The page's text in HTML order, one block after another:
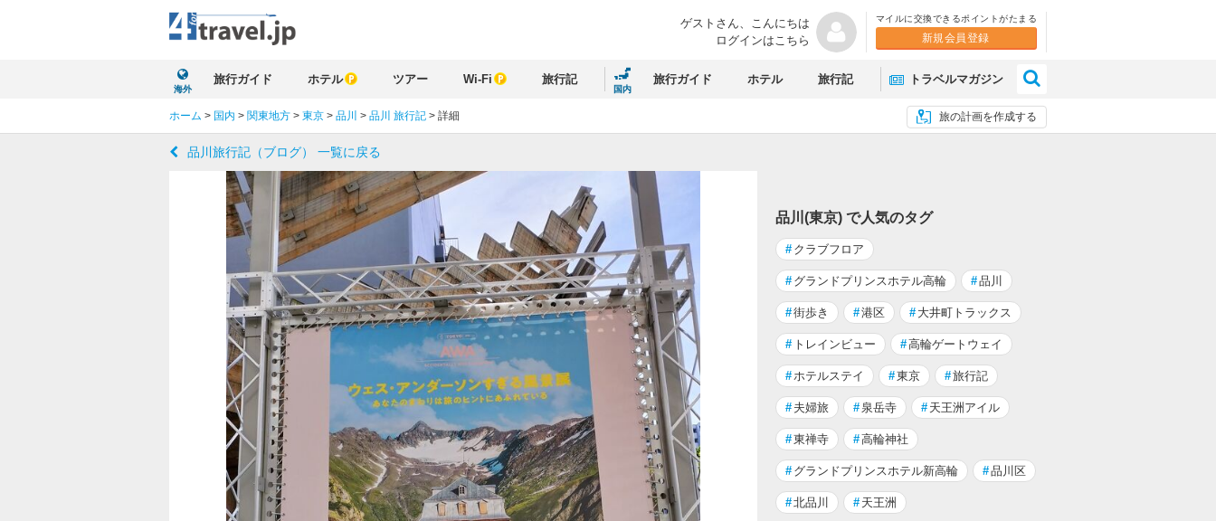
ゲストさん、 こんにちは
ログインはこちら
マイルに交換できるポイントがたまる
新規会員登録
海外
旅行ガイド ホテル ツアー Wi-Fi 旅行記
国内
旅行ガイド ホテル 旅行記 トラベルマガジン
旅の計画を作成する
ホーム > 国内 > 関東地方 > 東京 > 品川 > 品川 旅行記 > 詳細
品川旅行記（ブログ） 一覧に戻る
品川(東京) で人気のタグ
# クラブフロア
# グランドプリンスホテル高輪 #品川
#街歩き #港区 # 大井町トラックス
# トレインビュー #高輪ゲートウェイ
#ホテルステイ #東京 #旅行記
# 夫婦旅 # 泉岳寺 # 天王洲アイル
#東禅寺 #高輪神社
# グランドプリンスホテル新高輪 #品川区
#北品川 # 天王洲